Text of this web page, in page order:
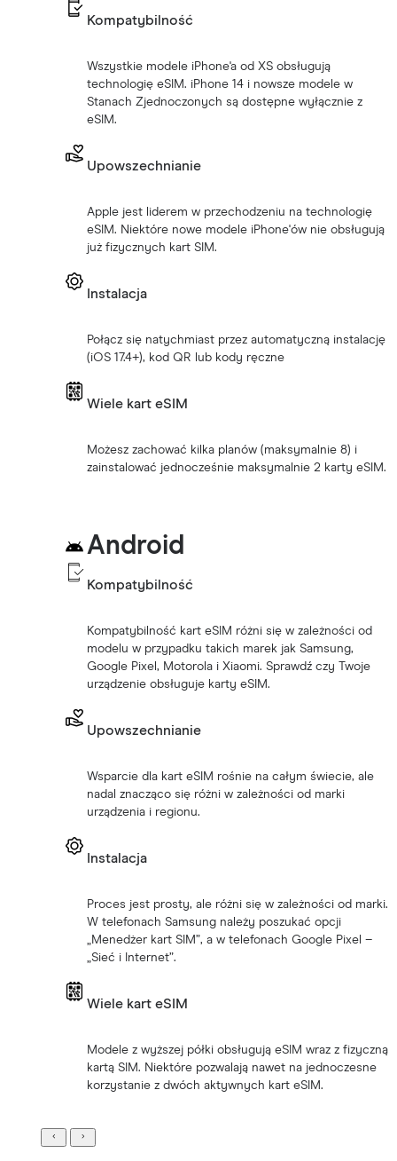
Kompatybilność
Wszystkie modele iPhone'a od XS obsługują
technologię eSIM. iPhone 14 i nowsze modele w
Stanach Zjednoczonych są dostępne wyłącznie z
eSIM.
Upowszechnianie
Apple jest liderem w przechodzeniu na technologię
eSIM. Niektóre nowe modele iPhone'ów nie obsługują
już fizycznych kart SIM.
Instalacja
Połącz się natychmiast przez automatyczną instalację
(iOS 17.4+), kod QR lub kody ręczne
Wiele kart eSIM
Możesz zachować kilka planów (maksymalnie 8) i
zainstalować jednocześnie maksymalnie 2 karty eSIM.
Android
Kompatybilność
Kompatybilność kart eSIM różni się w zależności od
modelu w przypadku takich marek jak Samsung,
Google Pixel, Motorola i Xiaomi. Sprawdź czy Twoje
urządzenie obsługuje karty eSIM.
Upowszechnianie
Wsparcie dla kart eSIM rośnie na całym świecie, ale
nadal znacząco się różni w zależności od marki
urządzenia i regionu.
Instalacja
Proces jest prosty, ale różni się w zależności od marki.
W telefonach Samsung należy poszukać opcji
„Menedżer kart SIM”, a w telefonach Google Pixel –
„Sieć i Internet”.
Wiele kart eSIM
Modele z wyższej półki obsługują eSIM wraz z fizyczną
kartą SIM. Niektóre pozwalają nawet na jednoczesne
korzystanie z dwóch aktywnych kart eSIM.